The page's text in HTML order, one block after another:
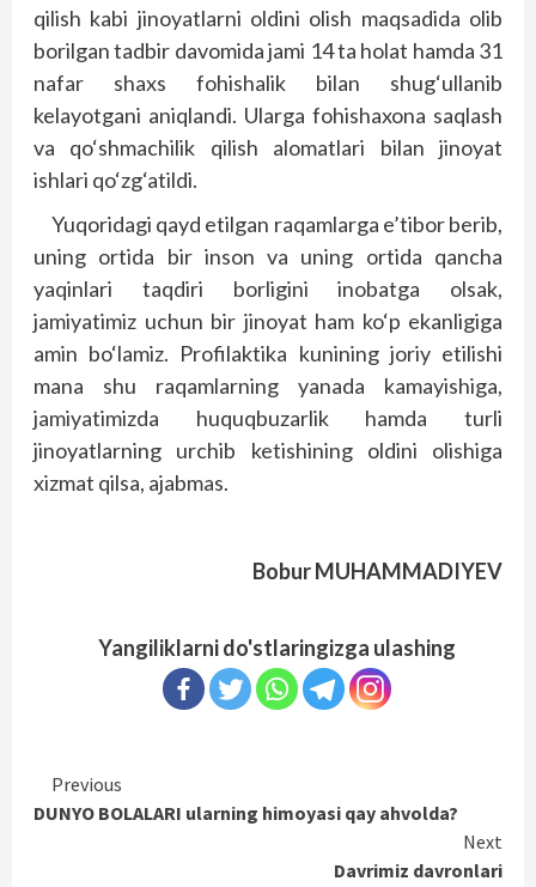
qilish kabi jinoyatlarni oldini olish maqsadida olib
borilgan tadbir davomida jami 14 ta holat hamda 31
nafar shaxs fohishalik bilan shug‘ullanib
kelayotgani aniqlandi. Ularga fohishaxona saqlash
va qo‘shmachilik qilish alomatlari bilan jinoyat
ishlari qo‘zg‘atildi.
Yuqoridagi qayd etilgan raqamlarga e’tibor berib,
uning ortida bir inson va uning ortida qancha
yaqinlari taqdiri borligini inobatga olsak,
jamiyatimiz uchun bir jinoyat ham ko‘p ekanligiga
amin bo‘lamiz. Profilaktika kunining joriy etilishi
mana shu raqamlarning yanada kamayishiga,
jamiyatimizda huquqbuzarlik hamda turli
jinoyatlarning urchib ketishining oldini olishiga
xizmat qilsa, ajabmas.
Bobur MUHAMMADIYEV
Yangiliklarni do'stlaringizga ulashing
Continue
Reading
Previous
DUNYO BOLALARI ularning himoyasi qay ahvolda?
Next
Davrimiz davronlari